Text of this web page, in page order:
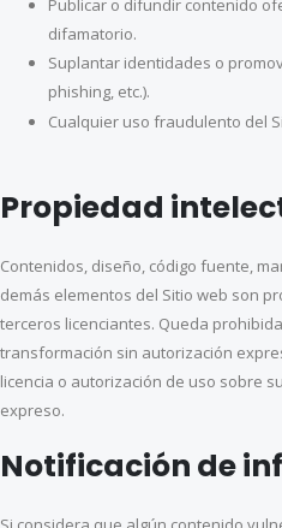
Publicar o difundir contenido
difamatorio.
Suplantar identidades o
phishing, etc.).
Cualquier uso fraudulento del
Propiedad
Contenidos, diseño, código fuente,
demás elementos del Sitio web son
terceros licenciantes. Queda
transformación sin autorización
licencia o autorización de uso sobre
expreso.
Notificación de